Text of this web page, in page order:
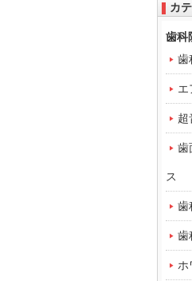
カ
歯科
歯
エ
超
歯
ス
歯
歯
ホ